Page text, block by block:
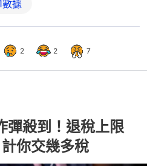
數據
2 2 7
殺到！退稅上限
你交幾多稅